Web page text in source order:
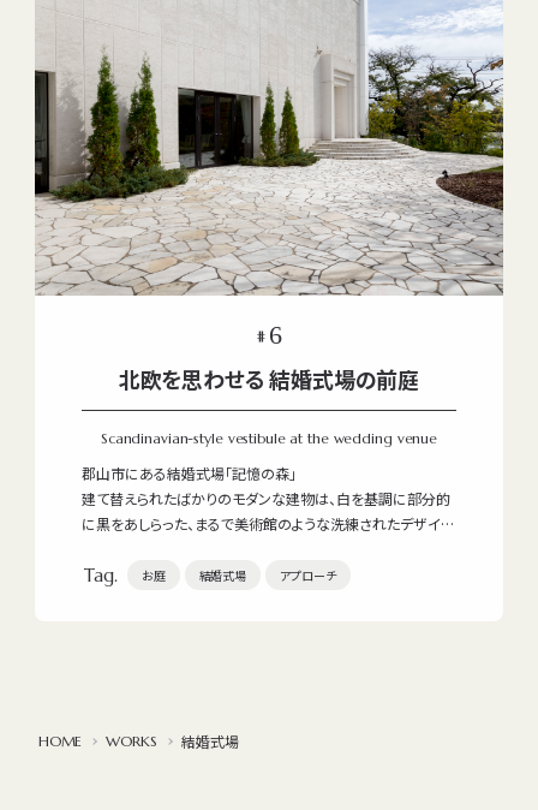
ABOUT
PRODUCTS
WORKS
TOPICS
SHOP
FAQ
RECRUIT
PREO OFFICIAL
FUKUSHIMA SHOP
KORIYAMA SHOP
# 6
北欧を思わせる結婚式場の前庭
Scandinavian-style vestibule at the wedding venue
郡山市にある結婚式場「記憶の森」
建て替えられたばかりのモダンな建物は、白を基調に部分的
に黒をあしらった、まるで美術館のような洗練されたデザイン
この建物をグッと引き立てる工夫として、エントランスまわり
Tag. お庭 結婚式場 アプローチ
HOME WORKS 結婚式場